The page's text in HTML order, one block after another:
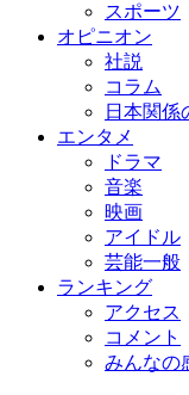
スポーツ
オピニオン
社説
コラム
日本関係
エンタメ
ドラマ
音楽
映画
アイドル
芸能一般
ランキング
アクセス
コメント
みんなの